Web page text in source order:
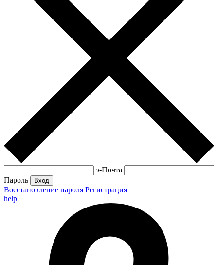
э-Почта
Пароль
Вход
Восстановление пароля Регистрация
help